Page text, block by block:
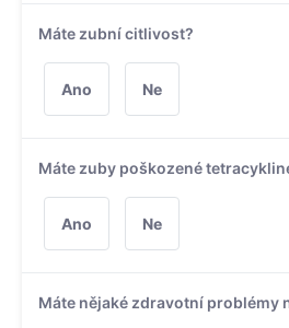
Máte zubní citlivost?
Ano Ne
Máte zuby poškozené
Ano Ne
Máte nějaké zdravotní problémy